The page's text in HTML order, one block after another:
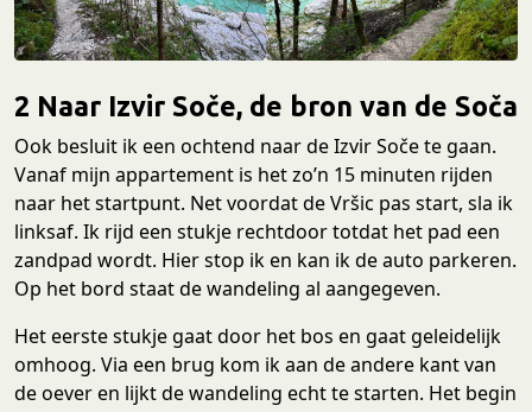
2 Naar Izvir Soče, de bron van de Soča
Ook besluit ik een ochtend naar de Izvir Soče te gaan.
Vanaf mijn appartement is het zo’n 15 minuten rijden
naar het startpunt. Net voordat de Vršic pas start, sla ik
linksaf. Ik rijd een stukje rechtdoor totdat het pad een
zandpad wordt. Hier stop ik en kan ik de auto parkeren.
Op het bord staat de wandeling al aangegeven.
Het eerste stukje gaat door het bos en gaat geleidelijk
omhoog. Via een brug kom ik aan de andere kant van
de oever en lijkt de wandeling echt te starten. Het begin